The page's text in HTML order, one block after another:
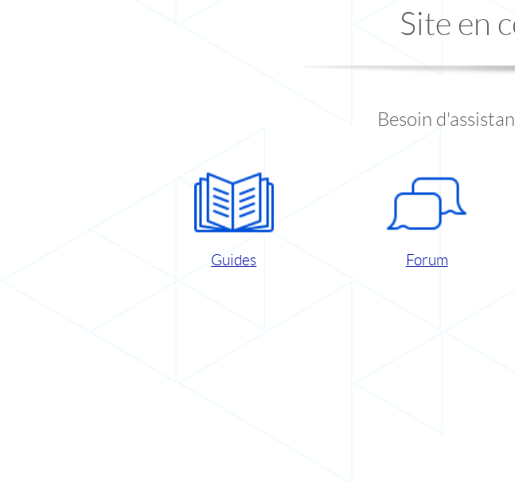
Site en
Besoin
Guides Forum